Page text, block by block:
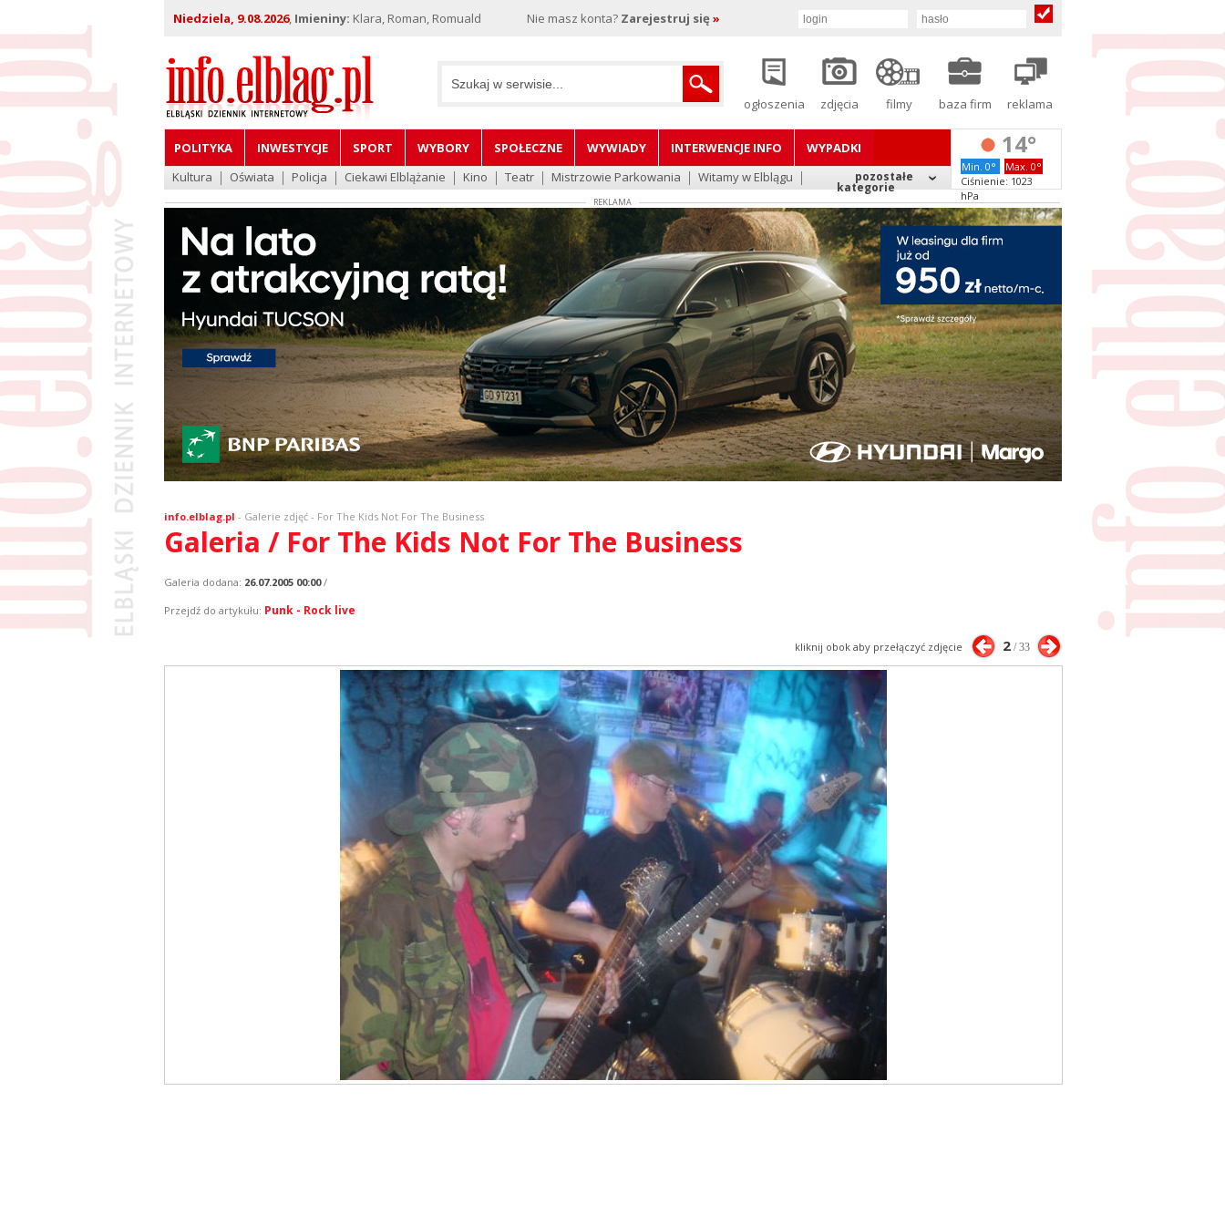
Niedziela, 9.08.2026, Imieniny: Klara, Roman, Romuald Nie masz konta? Zarejestruj się »
ogłoszenia zdjęcia filmy baza firm reklama
POLITYKA INWESTYCJE SPORT WYBORY SPOŁECZNE WYWIADY INTERWENCJE INFO
WYPADKI
Kultura
Oświata Policja Ciekawi Elblążanie Kino Teatr Mistrzowie Parkowania Witamy w Elblągu pozostałe
kategorie
14°
Min. 0°
Max. 0°
Ciśnienie: 1023
hPa
REKLAMA
info.elblag.pl - Galerie zdjęć- For The Kids Not For The Business
Galeria / For The Kids Not For The Business
Galeria dodana: 26.07.2005 00:00/
Przejdź do artykułu: Punk - Rock live
kliknij obok aby przełączyć zdjęcie 2/ 33